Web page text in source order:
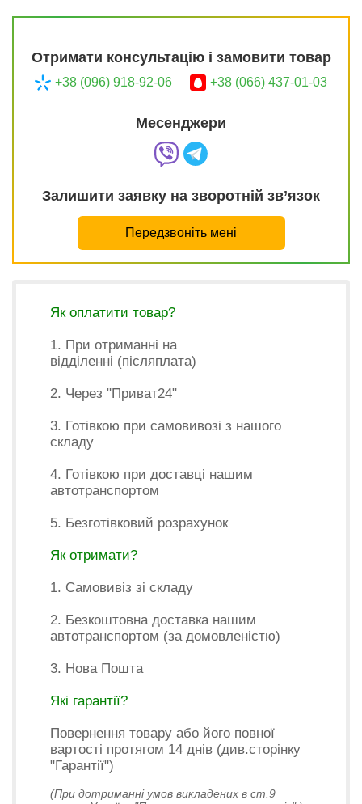
Отримати консультацію і замовити товар
+38 (096) 918-92-06 +38 (066) 437-01-03
Месенджери
Залишити заявку на зворотній зв’язок
Передзвоніть мені
Як оплатити товар?
1. При отриманні на
відділенні (післяплата)
2. Через "Приват24"
3. Готівкою при самовивозі з нашого
складу
4. Готівкою при доставці нашим
автотранспортом
5. Безготівковий розрахунок
Як отримати?
1. Самовивіз зі складу
2. Безкоштовна доставка нашим
автотранспортом (за домовленістю)
3. Нова Пошта
Які гарантії?
Повернення товару або його повної
вартості протягом 14 днів (див.сторінку
"Гарантії")
(При дотриманні умов викладених в ст.9